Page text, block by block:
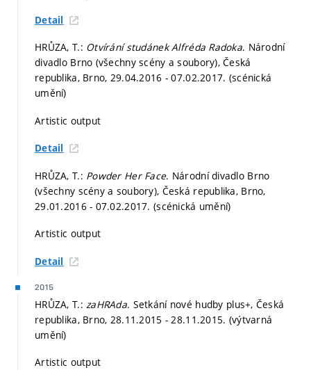
Detail
HRŮZA, T.: Otvírání studánek Alfréda Radoka. Národní
divadlo Brno (všechny scény a soubory), Česká
republika, Brno, 29.04.2016 - 07.02.2017. (scénická
umění)
Artistic output
Detail
HRŮZA, T.: Powder Her Face. Národní divadlo Brno
(všechny scény a soubory), Česká republika, Brno,
29.01.2016 - 07.02.2017. (scénická umění)
Artistic output
Detail
2015
HRŮZA, T.:zaHRAda. Setkání nové hudby plus+, Česká
republika, Brno, 28.11.2015 - 28.11.2015. (výtvarná
umění)
Artistic output